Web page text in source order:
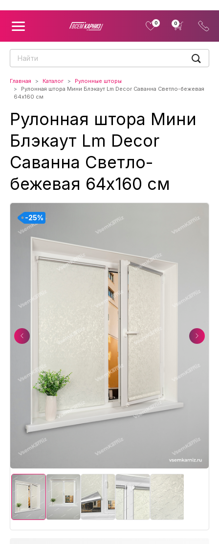
0 0
Главная Каталог
Рулонные шторы
Рулонная штора Мини Блэкаут Lm Decor Саванна Светло-бежевая
64x160 см
Рулонная штора Мини
Блэкаут Lm Decor
Саванна Светло-
бежевая 64x160 см
Previous
-25%
-25%
-25%
-25%
-25%
-25%
-25%
-25%
-25%
-25%
-25%
-25%
-25%
-25%
-25%
-25%
-25%
Next